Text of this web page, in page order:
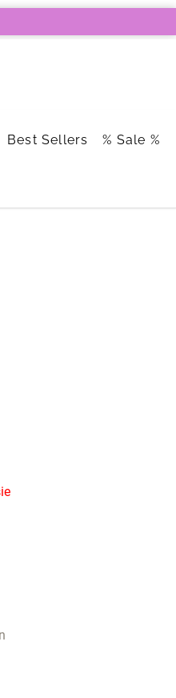
Best Sellers % Sale %